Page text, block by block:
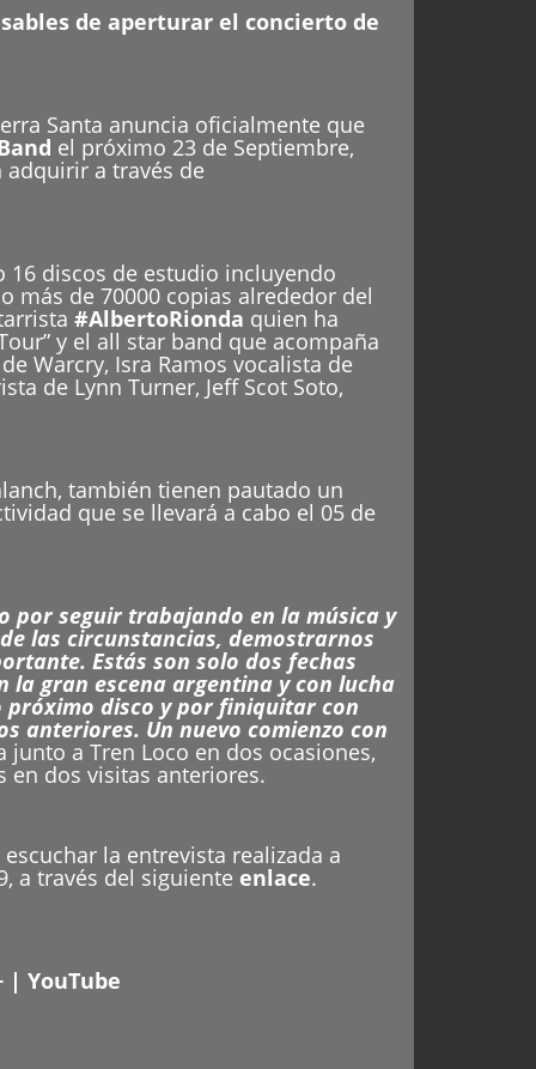
de aperturar el concierto de
Santa anuncia oficialmente que
el próximo 23 de Septiembre,
adquirir a través de
16 discos de estudio incluyendo
más de 70000 copias alrededor del
#AlbertoRionda quien ha
y el all star band que acompaña
Warcry, Isra Ramos vocalista de
de Lynn Turner, Jeff Scot Soto,
también tienen pautado un
que se llevará a cabo el 05 de
por seguir trabajando en la música y
las circunstancias, demostrarnos
Estás son solo dos fechas
gran escena argentina y con lucha
próximo disco y por finiquitar con
anteriores. Un nuevo comienzo con
a Tren Loco en dos ocasiones,
en dos visitas anteriores.
la entrevista realizada a
a través del siguiente enlace.
| YouTube